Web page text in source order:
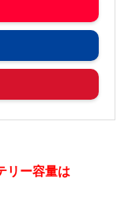
リー容量は